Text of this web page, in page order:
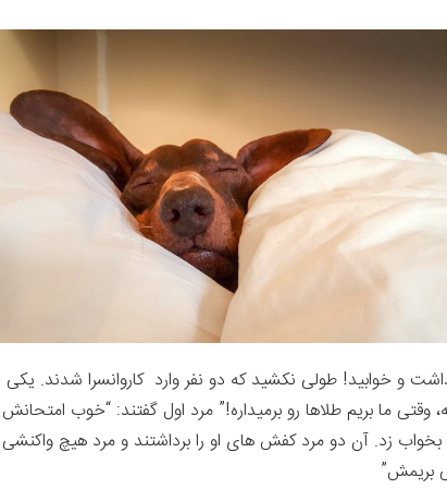
و خوابید! طولی نکشید که دو نفر وارد کاروانسرا شدند.
وقتی ما بریم طلاها رو برمیداره!” مرد اول گفتند: “خوب
زد. آن دو مرد کفش های او را برداشتند و مرد هیچ
بریمش”